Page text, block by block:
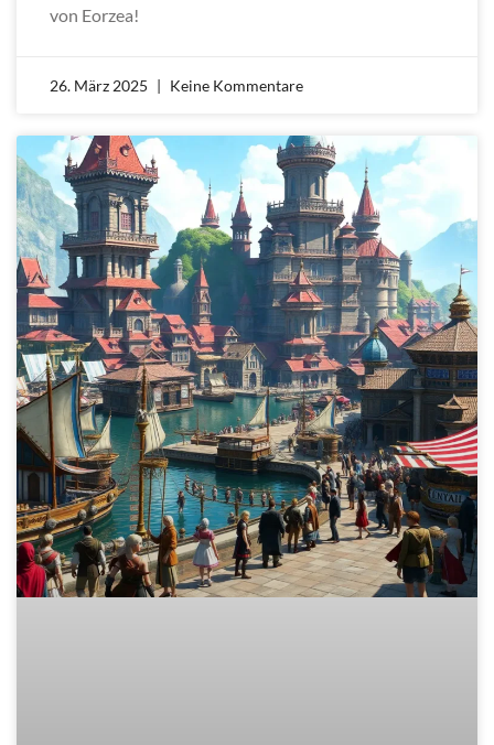
von Eorzea!
26. März 2025 Keine Kommentare